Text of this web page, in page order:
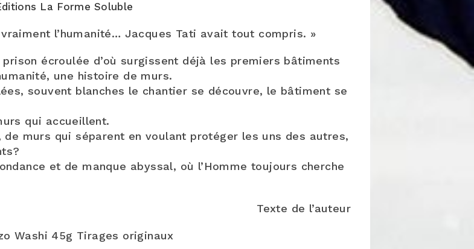
La Forme Soluble
l’humanité… Jacques Tati avait tout compris. »
écroulée d’où surgissent déjà les premiers bâtiments
une histoire de murs.
souvent blanches le chantier se découvre, le bâtiment se
qui accueillent.
de murs qui séparent en voulant protéger les uns des autres,
et de manque abyssal, où l’Homme toujours cherche
Texte de l’auteur
Washi 45g Tirages originaux